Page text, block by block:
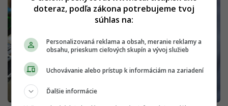
doteraz, podľa zákona potrebujeme tvoj
súhlas na:
Personalizovaná reklama a obsah, meranie reklamy a
obsahu, prieskum cieľových skupín a vývoj služieb
Uchovávanie alebo prístup k informáciám na zariadení
Ďalšie informácie